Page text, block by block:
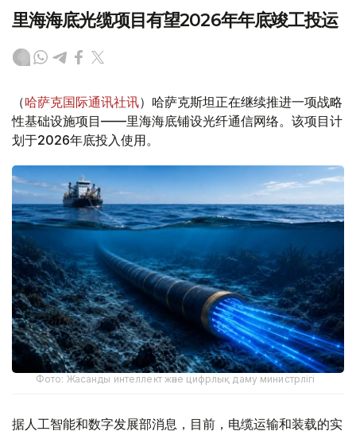
里海海底光缆项目有望2026年年底竣工投运
（哈萨克国际通讯社讯）哈萨克斯坦正在继续推进一项战略
性基础设施项目——里海海底铺设光纤通信网络。该项目计
划于2026年底投入使用。
Фото: Жасанды интеллект және цифрлық даму министрлігі
据人工智能和数字发展部消息，目前，电缆运输和装载的实